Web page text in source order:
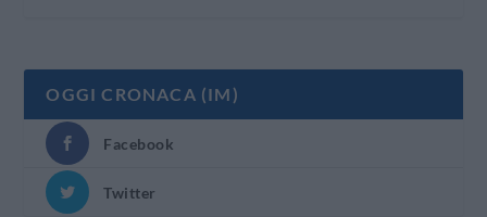
OGGI CRONACA (IM)
Facebook
Twitter